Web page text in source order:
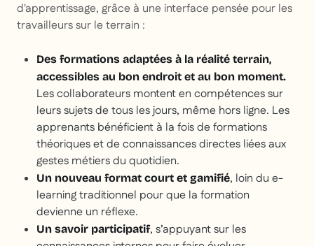
d'apprentissage, grâce à une interface pensée pour les
travailleurs sur le terrain :
Des formations adaptées à la réalité terrain,
accessibles au bon endroit et au bon moment.
Les collaborateurs montent en compétences sur
leurs sujets de tous les jours, même hors ligne. Les
apprenants bénéficient à la fois de formations
théoriques et de connaissances directes liées aux
gestes métiers du quotidien.
Un nouveau format court et gamifié, loin du e-
learning traditionnel pour que la formation
devienne un réflexe.
Un savoir participatif, s’appuyant sur les